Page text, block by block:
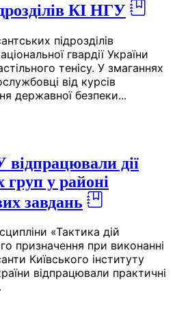
КІ НГУ
підрозділів
гвардії України
тенісу. У змаганнях
від курсів
державної безпеки...
дії
у районі
завдань
«Тактика дій
призначення при виконанні
Київського інституту
відпрацювали практичні